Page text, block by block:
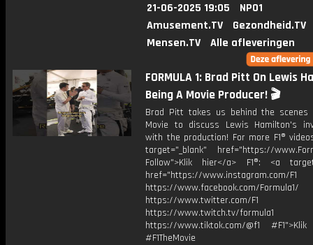
21-06-2025 19:05
NPO1
Amusement.TV
Gezondheid.TV
Mensen.TV
Alle afleveringen
FORMULA 1: Brad Pitt On Lewis
Being A Movie Producer! 🎬
Brad Pitt takes us behind the scenes
Movie to discuss Lewis Hamilton's
with the production! For more F1®
target="_blank" href="https://
Follow">Klik hier</a> F1®: <a
href="https://www.instagram.com/F1
https://www.facebook.com/Formula1/
https://www.twitter.com/F1
https://www.twitch.tv/formula1
https://www.tiktok.com/@f1
#F1TheMovie